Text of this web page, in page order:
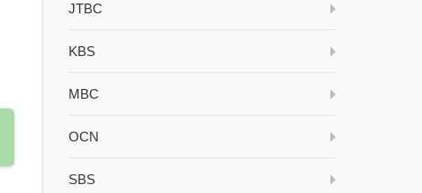
JTBC
KBS
MBC
OCN
SBS